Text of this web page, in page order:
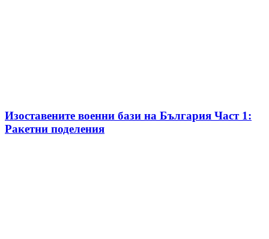
Изоставените военни бази на България Част 1:
Ракетни поделения